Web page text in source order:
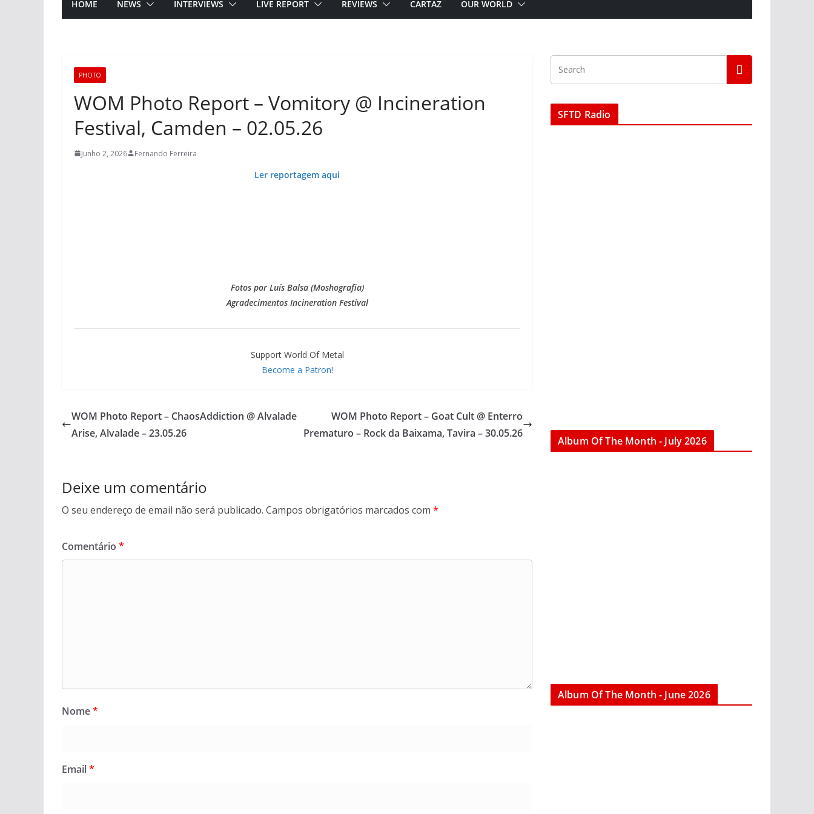
HOME NEWS INTERVIEWS LIVE REPORT REVIEWS CARTAZ OUR WORLD
PHOTO
WOM Photo Report – Vomitory @ Incineration
Festival, Camden – 02.05.26
Junho 2, 2026 Fernando Ferreira
Ler reportagem aqui
Fotos por Luís Balsa (Moshografia)
Agradecimentos Incineration Festival
Support World Of Metal
Become a Patron!
WOM Photo Report – ChaosAddiction @ Alvalade
Arise, Alvalade – 23.05.26
WOM Photo Report – Goat Cult @ Enterro
Prematuro – Rock da Baixama, Tavira – 30.05.26
Deixe um comentário
O seu endereço de email não será publicado. Campos obrigatórios marcados com *
Comentário *
Nome*
Email*
SFTD Radio
Album Of The Month - July 2026
Album Of The Month - June 2026